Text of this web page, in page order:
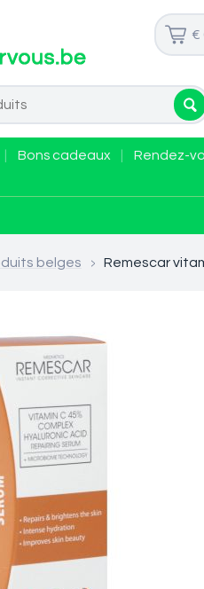
€
Bons cadeaux
Rendez-
belges > Remescar